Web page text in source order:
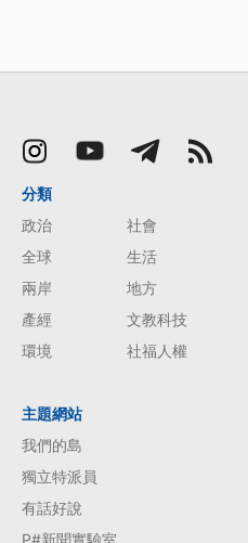
分類
政治
社會
全球
生活
兩岸
地方
產經
文教科技
環境
社福人權
主題網站
我們的島
獨立特派員
有話好說
P#新聞實驗室